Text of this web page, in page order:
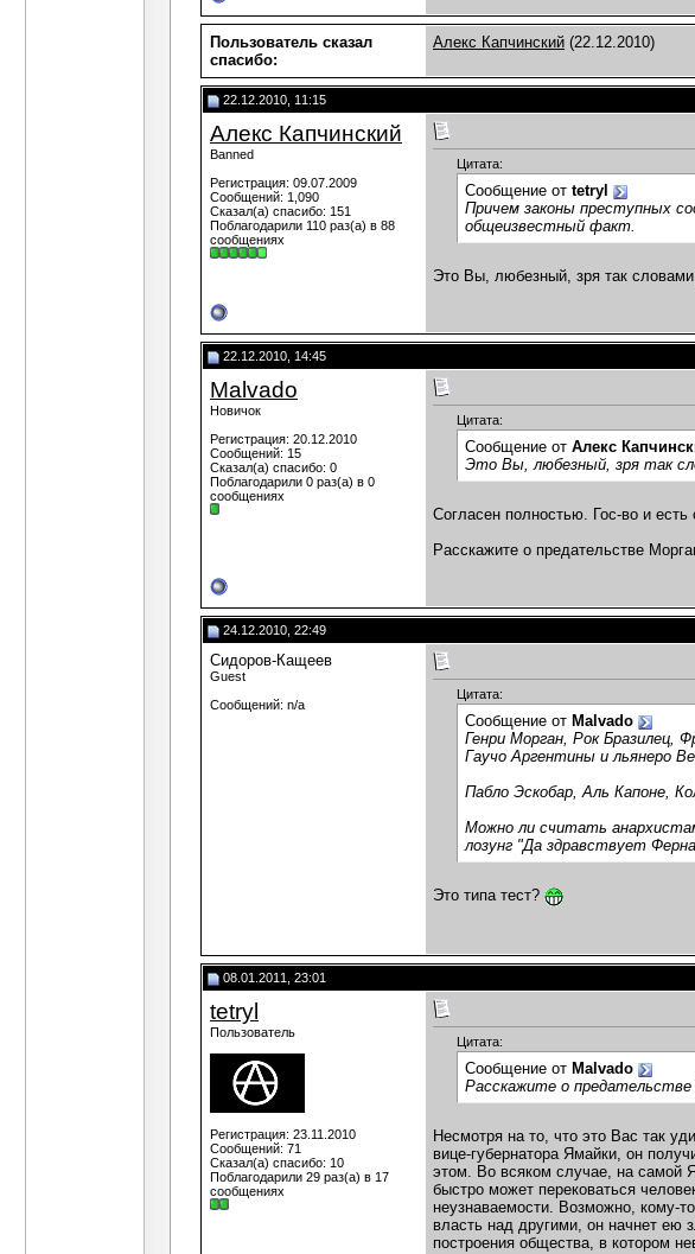
Пользователь сказал
cпасибо:
Алекс Капчинский (22.12.2010)
22.12.2010, 11:15
Алекс Капчинский
Banned
Регистрация: 09.07.2009
Сообщений: 1,090
Сказал(а) спасибо: 151
Поблагодарили 110 раз(а) в 88
сообщениях
Цитата:
Сообщение от tetryl
Причем законы преступных
общеизвестный факт.
Это Вы, любезный, зря так словами
22.12.2010, 14:45
Malvado
Новичок
Регистрация: 20.12.2010
Сообщений: 15
Сказал(а) спасибо: 0
Поблагодарили 0 раз(а) в 0
сообщениях
Цитата:
Сообщение от Алекс
Это Вы, любезный, зря так
Согласен полностью. Гос-во и
Расскажите о предательстве
24.12.2010, 22:49
Сидоров-Кащеев
Guest
Сообщений: n/a
Цитата:
Сообщение от Malvado
Генри Морган, Рок Бразилец,
Гаучо Аргентины и льянеро
Пабло Эскобар, Аль Капоне,
Можно ли считать
лозунг "Да здравствует
Это типа тест?
08.01.2011, 23:01
tetryl
Пользователь
Регистрация: 23.11.2010
Сообщений: 71
Сказал(а) спасибо: 10
Поблагодарили 29 раз(а) в 17
сообщениях
Цитата:
Сообщение от Malvado
Расскажите о
Несмотря на то, что это Вас так
вице-губернатора Ямайки, он
этом. Во всяком случае, на самой
быстро может перековаться
неузнаваемости. Возможно, кому-
власть над другими, он начнет ею
построения общества, в котором